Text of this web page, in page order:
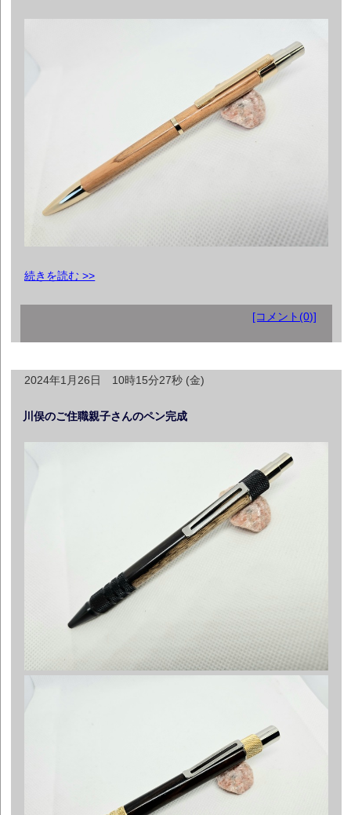
続きを読む >>
[コメント(0)]
2024年1月26日 10時15分27秒 (金)
川俣のご住職親子さんのペン完成